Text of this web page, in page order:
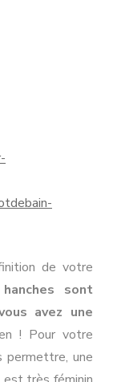
de votre
sont
avez une
! Pour votre
permettre, une